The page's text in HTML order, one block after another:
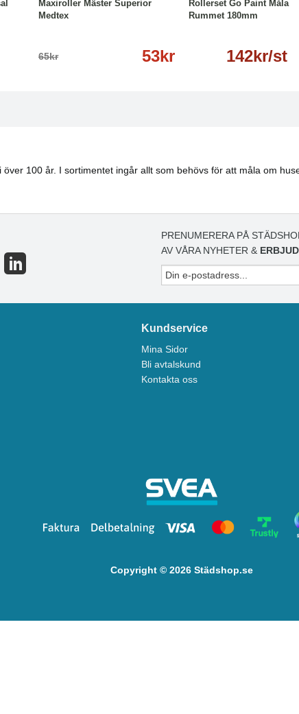
Maxiroller Mäster Superior
Medtex
65kr 53kr
Rollerset Go Paint Måla
Rummet 180mm
142kr/st
100 år. I sortimentet ingår allt som behövs för att måla om
PRENUMERERA PÅ
AV VÅRA NYHETER &
Kundservice
Mina Sidor
Bli avtalskund
Kontakta oss
Copyright © 2026 Städshop.se